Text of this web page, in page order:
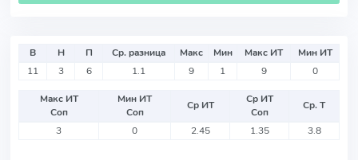
В Н П Ср. разница Макс Мин Макс ИТ
Мин ИТ
11
3 6 1.1 9 1 9 0
Макс ИТ
Соп
Мин ИТ
Соп
Ср ИТ
Ср ИТ
Соп
Ср. Т
3
0 2.45 1.35 3.8